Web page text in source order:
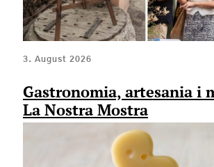
3. August 2026
Gastronomia, artesania i
La Nostra Mostra